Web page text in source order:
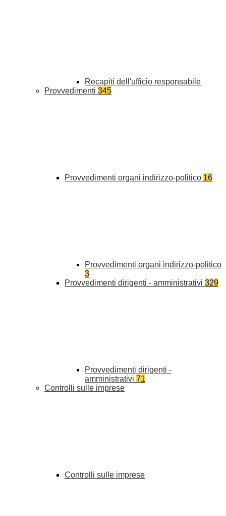
Recapiti dell'ufficio responsabile
Provvedimenti 345
Provvedimenti organi indirizzo-politico 16
Provvedimenti organi indirizzo-politico
3
Provvedimenti dirigenti - amministrativi 329
Provvedimenti dirigenti -
amministrativi 71
Controlli sulle imprese
Controlli sulle imprese